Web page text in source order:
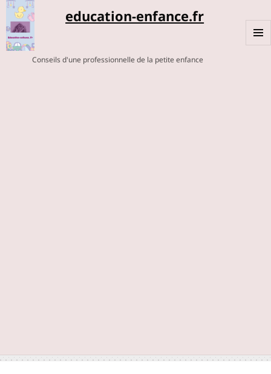
education-enfance.fr
Conseils d'une professionnelle de la petite enfance